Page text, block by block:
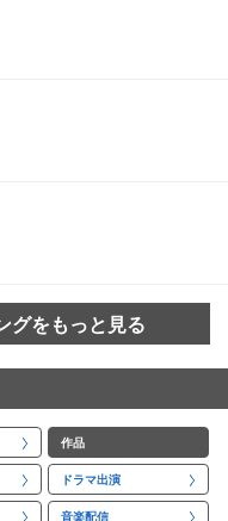
グをもっと見る
作品
ドラマ出演
音楽配信